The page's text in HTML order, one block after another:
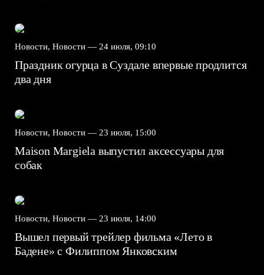
Новости, Новости — 24 июля, 09:10
Праздник огурца в Суздале впервые продлится
два дня
Новости, Новости — 23 июля, 15:00
Maison Margiela выпустил аксессуары для
собак
Новости, Новости — 23 июля, 14:00
Вышел первый трейлер фильма «Лето в
Бадене» с Филиппом Янковским